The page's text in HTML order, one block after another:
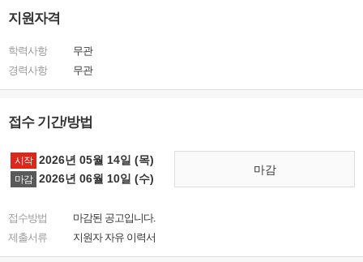
지원자격
학력사항
무관
경력사항
무관
접수 기간/방법
시작 2026년 05월 14일 (목)
마감 2026년 06월 10일 (수)
마감
접수방법
마감된 공고입니다.
제출서류
지원자 자유 이력서